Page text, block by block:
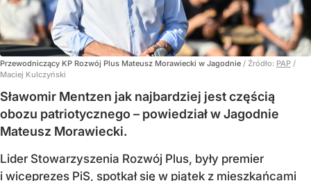
Przewodniczący KP Rozwój Plus Mateusz Morawiecki w Jagodnie / Źródło: PAP /
Maciej Kulczyński
Sławomir Mentzen jak najbardziej jest częścią
obozu patriotycznego – powiedział w Jagodnie
Mateusz Morawiecki.
Lider Stowarzyszenia Rozwój Plus, były premier
i wiceprezes PiS, spotkał się w piątek z mieszkańcami